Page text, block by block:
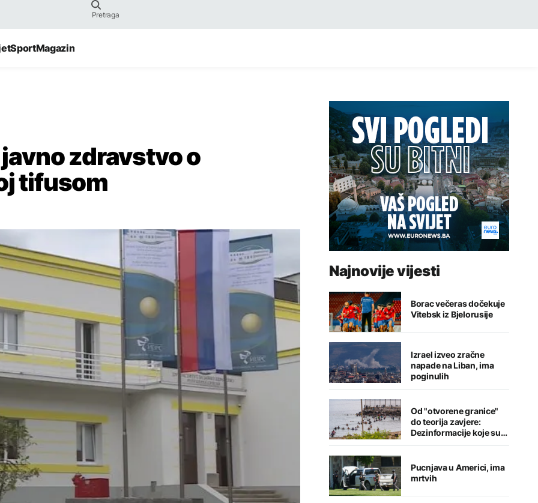
SportMagazin
zdravstvo o
tifusom
Najnovije vijesti
Borac večeras dočekuje
Vitebsk iz Bjelorusije
Izrael izveo zračne
napade na Liban, ima
poginulih
Od "otvorene granice"
do teorija zavjere:
Dezinformacije koje su
pratile krizu u Seuti
Pucnjava u Americi, ima
mrtvih